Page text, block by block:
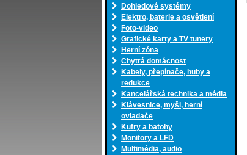
Dohledové systémy
Elektro, baterie a osvětlení
Foto-video
Grafické karty a TV tunery
Herní zóna
Chytrá domácnost
Kabely, přepínače, huby a
redukce
Kancelářská technika a média
Klávesnice, myši, herní
ovladače
Kufry a batohy
Monitory a LFD
Multimédia, audio